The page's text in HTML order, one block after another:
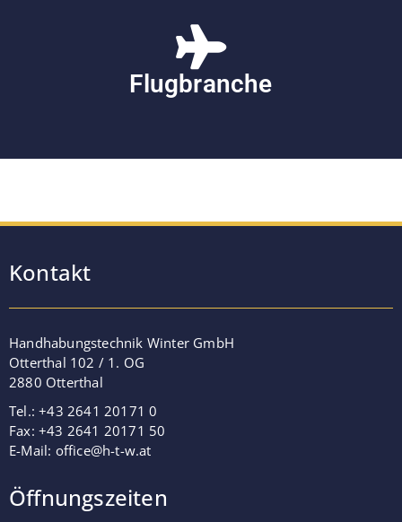
Flugbranche
Kontakt
Handhabungstechnik Winter GmbH
Otterthal 102 / 1. OG
2880 Otterthal
Tel.: +43 2641 20171 0
Fax: +43 2641 20171 50
E-Mail: office@h-t-w.at
Öffnungszeiten